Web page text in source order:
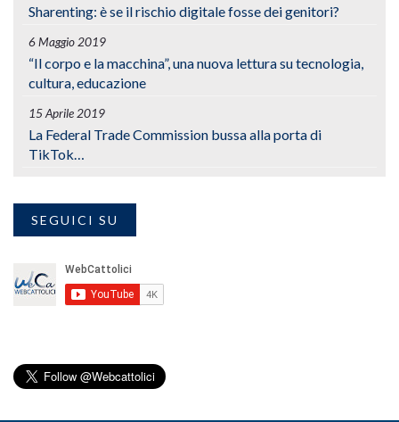
Sharenting: è se il rischio digitale fosse dei genitori?
6 Maggio 2019
“Il corpo e la macchina”, una nuova lettura su tecnologia,
cultura, educazione
15 Aprile 2019
La Federal Trade Commission bussa alla porta di
TikTok…
SEGUICI SU